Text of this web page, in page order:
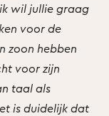
wil jullie graag
voor de
zoon hebben
voor zijn
taal als
is duidelijk dat